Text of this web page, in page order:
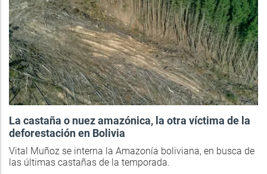
La castaña o nuez amazónica, la otra víctima de la
deforestación en Bolivia
Vital Muñoz se interna la Amazonía boliviana, en busca de
las últimas castañas de la temporada.